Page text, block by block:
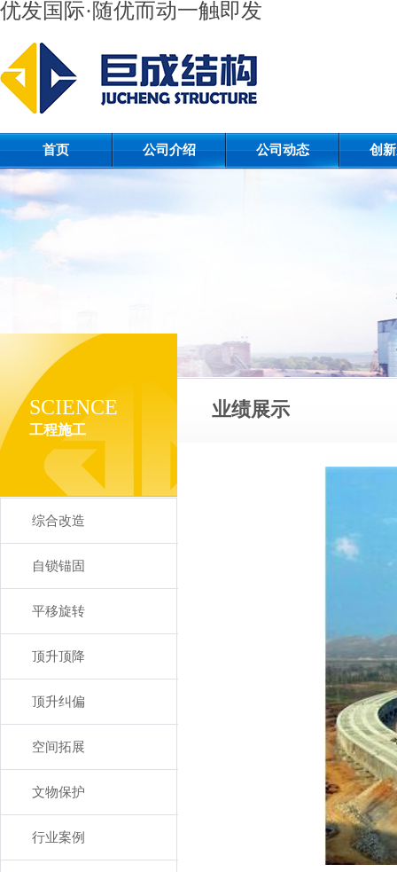
优发国际·随优而动一触即发
首页 公司介绍 公司动态 创
SCIENCE
工程施工
综合改造
自锁锚固
平移旋转
顶升顶降
顶升纠偏
空间拓展
文物保护
行业案例
业绩展示